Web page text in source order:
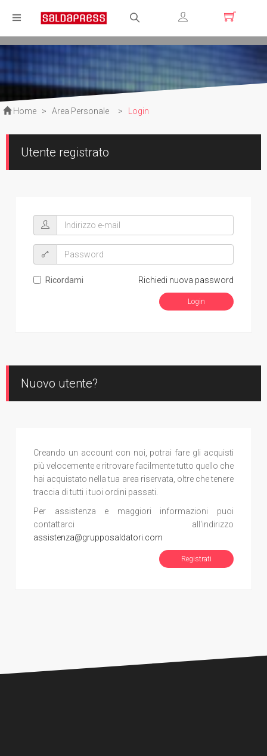
Registrati
Home > Area Personale > Login
Utente registrato
Richiedi nuova password
Ricordami
Nuovo utente?
Creando un account con noi, potrai fare gli acquisti
più velocemente e ritrovare facilmente tutto quello che
hai acquistato nella tua area riservata, oltre che tenere
traccia di tutti i tuoi ordini passati.
Per assistenza e maggiori informazioni puoi
contattarci all'indirizzo
assistenza@grupposaldatori.com
Registrati